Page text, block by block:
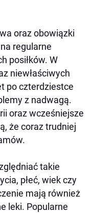
oraz obowiązki
regularne
posiłków. W
niewłaściwych
po czterdziestce
z nadwagą.
oraz wcześniejsze
że coraz trudniej
takie
płeć, wiek czy
mają również
leki. Popularne